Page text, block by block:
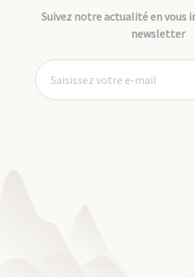
Suivez notre actualité en vous
newsletter